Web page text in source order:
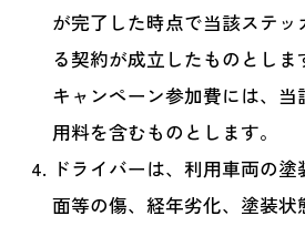
が完了した時点で当該ステッ
る契約が成立したものとしま
キャンペーン参加費には、当
用料を含むものとします。
ドライバーは、利用車両の
面等の傷、経年劣化、塗装状